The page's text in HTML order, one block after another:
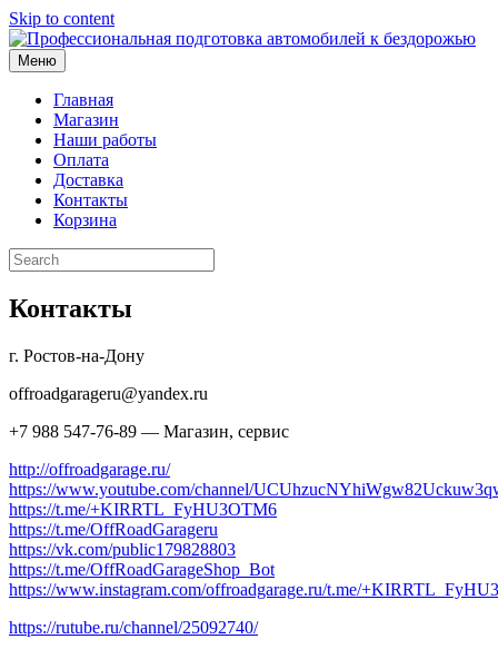
Skip to content
Меню
Главная
Магазин
Наши работы
Оплата
Доставка
Контакты
Корзина
Контакты
г. Ростов-на-Дону
offroadgarageru@yandex.ru
+7 988 547-76-89 — Магазин, сервис
http://offroadgarage.ru/
https://www.youtube.com/channel/
https://t.me/+KIRRTL_FyHU3OTM6
https://t.me/OffRoadGarageru
https://vk.com/public179828803
https://t.me/OffRoadGarageShop_Bot
https://www.instagram.com/offroadgarage.ru/t.me/
https://rutube.ru/channel/25092740/